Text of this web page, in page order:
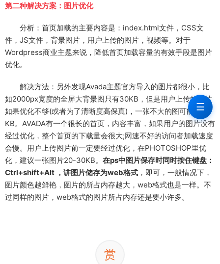
第二种解决方案：图片优化
分析：首页加载的主要内容是：index.html文件，CSS文
件，JS文件，背景图片，用户上传的图片，视频等。对于
Wordpress商业主题来说，降低首页加载容量的有效手段是图片
优化。
解决方法：另外发现Avada主题官方导入的图片都很小，比
如2000px宽度的全屏大背景图只有30KB，但是用户上传的图片
如果优化不够(或者为了清晰度高保真)，一张不大的图可能几百
KB。AVADA有一个很长的首页，内容丰富，如果用户的图片没有
经过优化，整个首页的下载量会很大;网速不好的访问者加载速度
会慢。用户上传图片前一定要经过优化，在PHOTOSHOP里优
化，建议一张图片20-30KB。 在ps中图片保存时同时按住键盘：
Ctrl+shift+Alt ，讲图片储存为web格式 ，即可，一般情况下，
图片颜色越鲜艳，图片的所占内存越大，web格式也是一样。不
过同样的图片，web格式的图片所占内存还是要小许多。
赏
☰